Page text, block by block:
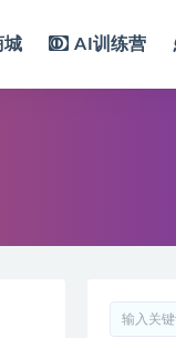
城 AI训练营